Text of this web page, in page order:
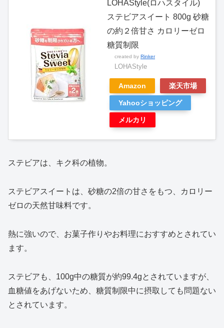
LOHAStyle(ロハスタイル)
ステビアスイート 800g 砂糖
の約２倍甘さ カロリーゼロ
糖質制限
created by Rinker
LOHAStyle
Amazon 楽天市場
Yahooショッピング
メルカリ
ステビアは、キク科の植物。
ステビアスイートは、砂糖の2倍の甘さをもつ、カロリー
ゼロの天然甘味料です。
熱に強いので、お菓子作りやお料理におすすめとされてい
ます。
ステビアも、100g中の糖質が約99.4gとされていますが、
血糖値をあげないため、糖質制限中に摂取しても問題ない
とされています。